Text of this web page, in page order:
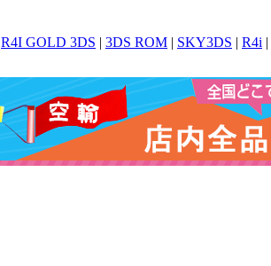
R4I GOLD 3DS | 3DS ROM | SKY3DS | R4i |